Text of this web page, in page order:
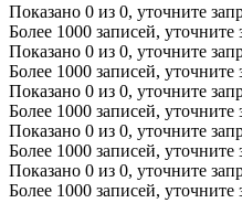
Показано 0 из 0, уточните
Более 1000 записей, уточните
Показано 0 из 0, уточните
Более 1000 записей, уточните
Показано 0 из 0, уточните
Более 1000 записей, уточните
Показано 0 из 0, уточните
Более 1000 записей, уточните
Показано 0 из 0, уточните
Более 1000 записей, уточните